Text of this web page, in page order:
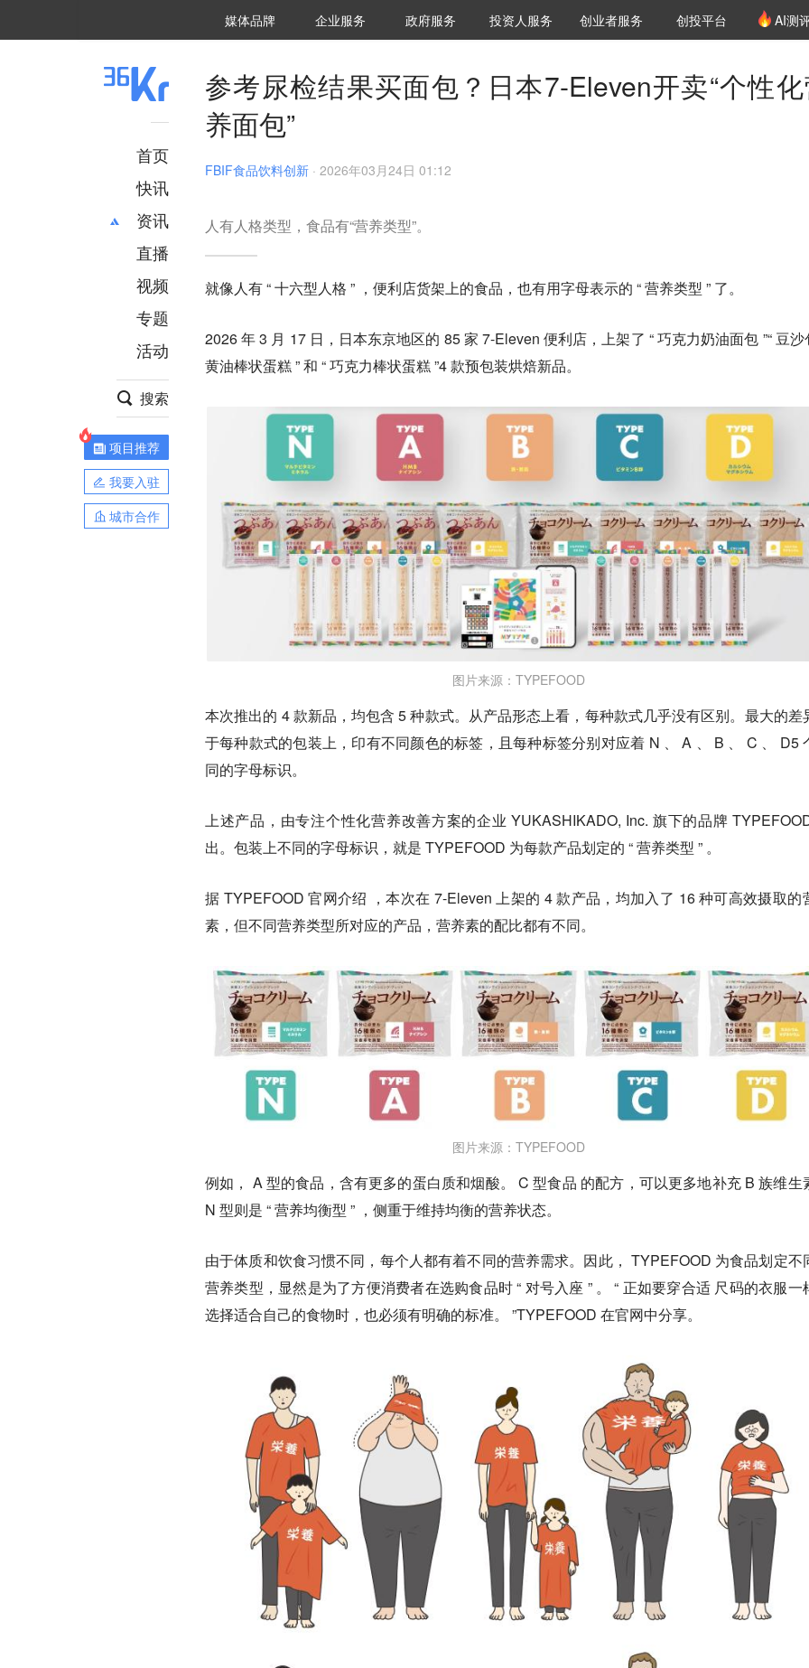
媒体品牌 36Kr研究院
企业服务 城市之窗
政府服务 VClub投资机构库
投资机构职位推介
投资人服务 创投氪堂
创业者服务 创投平台 AI测
首页
快讯
资讯
推荐
财经
项目推荐
安徽
直播
视频
专题
活动
搜索
项目推荐
我要入驻
城市合作
参考尿检结果买面包？日本7-Eleven开卖“个性
养面包”
FBIF食品饮料创新 · 2026年03月24日 01:12
人有人格类型，食品有“营养类型”。
就像人有 “ 十六型人格 ” ，便利店货架上的食品，也有用字母表示的 “ 营养类型 ” 了。
2026 年 3 月 17 日，日本东京地区的 85 家 7-Eleven 便利店，上架了 “ 巧克力奶油面包 ”“ 豆沙
黄油棒状蛋糕 ” 和 “ 巧克力棒状蛋糕 ”4 款预包装烘焙新品。
图片来源：TYPEFOOD
本次推出的 4 款新品，均包含 5 种款式。从产品形态上看，每种款式几乎没有区别。最大的差
于每种款式的包装上，印有不同颜色的标签，且每种标签分别对应着 N 、 A 、 B 、 C 、 D5
同的字母标识。
上述产品，由专注个性化营养改善方案的企业 YUKASHIKADO, Inc. 旗下的品牌
出。包装上不同的字母标识，就是 TYPEFOOD 为每款产品划定的 “ 营养类型 ” 。
据 TYPEFOOD 官网介绍 ，本次在 7-Eleven 上架的 4 款产品，均加入了 16 种可高效摄取的
素， 但不同营养类型所对应的产品，营养素的配比都有不同。
图片来源：TYPEFOOD
例如， A 型的食品，含有更多的蛋白质和烟酸。 C 型食品 的配方，可以更多地补充 B 族维生
N 型则是 “ 营养均衡型 ” ，侧重于维持均衡的营养状态。
由于体质和饮食习惯不同，每个人都有着不同的营养需求。因此， TYPEFOOD 为食品划定不
营养类型，显然是为了方便消费者在选购食品时 “ 对号入座 ” 。 “ 正如要穿合适 尺码的衣服一
选择适合自己的食物时，也必须有明确的标准。 ”TYPEFOOD 在官网中分享。